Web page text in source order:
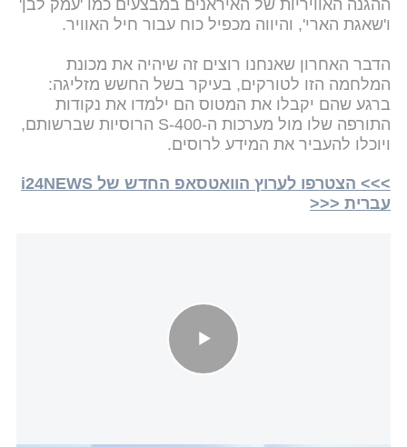
ההגנה האוויריות של האיראנים במבצעים כמו 'עמק לבן'
ו'שאגת הארי', והיווה מכפיל כוח עבור חיל האוויר.
הדבר האחרון שאנחנו רוצים זה שיהיה את מכונת
המלחמה הזו לטורקים, בעיקר בשל החשש מזליגה:
ברגע שהם יקבלו את המטוס הם ילמדו את נקודות
התורפה שלו מול מערכות ה-S-400 הרוסיות שברשותם,
ויוכלו להעביר את המידע לרוסים.
>>> הצטרפו לערוץ הוואטסאפ החדש של i24NEWS
עברית <<<